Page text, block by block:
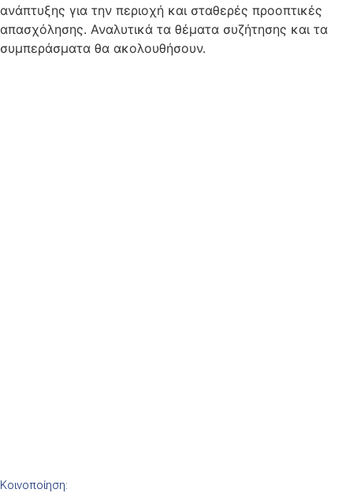
ανάπτυξης για την περιοχή και σταθερές προοπτικές
απασχόλησης. Αναλυτικά τα θέματα συζήτησης και τα
συμπεράσματα θα ακολουθήσουν.
Κοινοποίηση: